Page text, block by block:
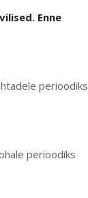
Enne
perioodiks
perioodiks